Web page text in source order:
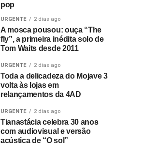
pop
URGENTE 2 dias ago
A mosca pousou: ouça “The
fly”, a primeira inédita solo de
Tom Waits desde 2011
URGENTE 2 dias ago
Toda a delicadeza do Mojave 3
volta às lojas em
relançamentos da 4AD
URGENTE 2 dias ago
Tianastácia celebra 30 anos
com audiovisual e versão
acústica de “O sol”